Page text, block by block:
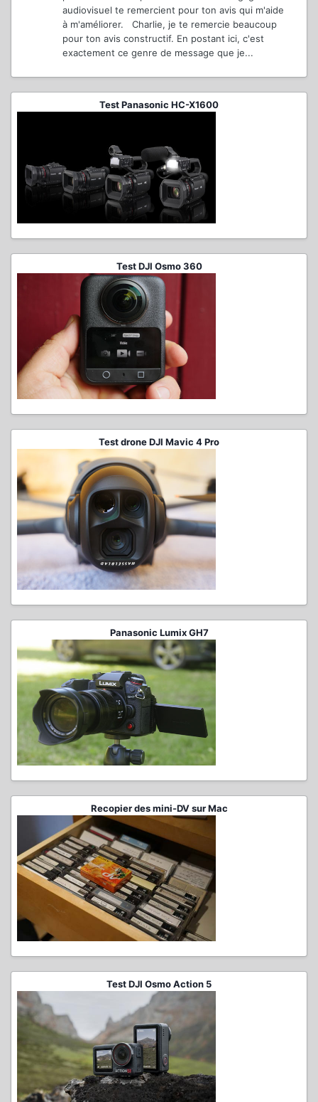
audiovisuel te remercient pour ton avis qui m'aide
à m'améliorer. Charlie, je te remercie beaucoup
pour ton avis constructif. En postant ici, c'est
exactement ce genre de message que je...
Test Panasonic HC-X1600
Test DJI Osmo 360
Test drone DJI Mavic 4 Pro
Panasonic Lumix GH7
Recopier des mini-DV sur Mac
Test DJI Osmo Action 5